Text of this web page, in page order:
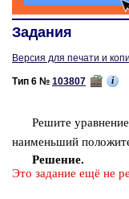
Задания
Версия для печати и
Тип 6 № 103807 i
Ре­ши­те урав­не­ние
наи­мень­ший
Ре­ше­ние.
Это за­да­ние ещё не